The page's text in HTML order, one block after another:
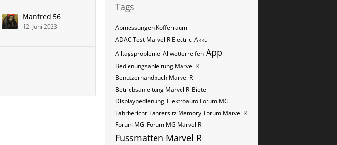
Manfred 56
12. Juni 2023
Tags
Abmessungen Kofferraum
ADAC Test Marvel R Electric Akku
Alltagsprobleme Allwetterreifen App
Bedienungsanleitung Marvel R
Benutzerhandbuch Marvel R
Betriebsanleitung Marvel R Biete
Displaybedienung Elektroauto Forum MG
Fahrbericht Fahrersitz Memory Forum Marvel R
Forum MG Forum MG Marvel R
Fussmatten Marvel R